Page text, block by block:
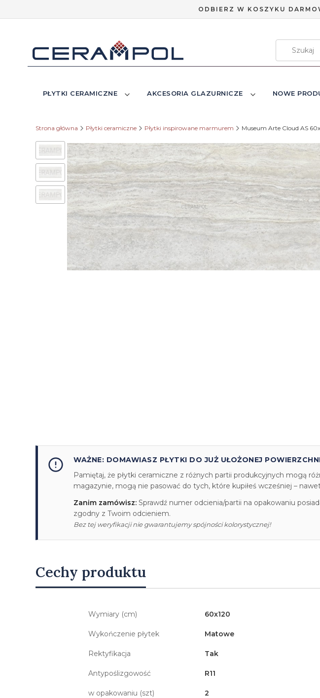
ODBIERZ W KOSZYKU
PŁYTKI CERAMICZNE AKCESORIA GLAZURNICZE NOWE
Strona główna Płytki ceramiczne Płytki inspirowane marmurem Museum Arte Cloud AS
WAŻNE: DOMAWIASZ PŁYTKI DO JUŻ UŁOŻONEJ
Pamiętaj, że płytki ceramiczne z różnych partii produkcyjnych mogą
magazynie, mogą nie pasować do tych, które kupiłeś wcześniej –
Zanim zamówisz: Sprawdź numer odcienia/partii na opakowaniu
zgodny z Twoim odcieniem.
Bez tej weryfikacji nie gwarantujemy spójności kolorystycznej!
Cechy produktu
Wymiary (cm) 60x120
Wykończenie płytek Matowe
Rektyfikacja Tak
Antypoślizgowość R11
w opakowaniu (szt) 2